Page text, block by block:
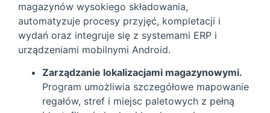
magazynów wysokiego składowania,
automatyzuje procesy przyjęć, kompletacji i
wydań oraz integruje się z systemami ERP i
urządzeniami mobilnymi Android.
Zarządzanie lokalizacjami magazynowymi.
Program umożliwia szczegółowe mapowanie
regałów, stref i miejsc paletowych z pełną